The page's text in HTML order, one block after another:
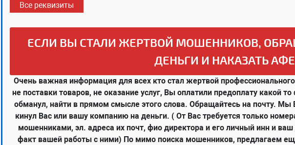
Все реквизиты
ЕСЛИ ВЫ СТАЛИ ЖЕРТВОЙ МОШЕННИКОВ,
ДЕНЬГИ И НАКАЗАТЬ
Очень важная информация для всех кто стал жертвой
не поставки товаров, не оказание услуг, Вы оплатили предоплату какой
обманул, найти в прямом смысле этого слова. Обращайтесь на почту.
кинул Вас или вашу компанию на деньги. ( От Вас требуется только
мошенниками, эл. адреса их почт, фио директора и его личный инн и
факт вашей работы с ними) По мимо поиска мошенников, предлагаем